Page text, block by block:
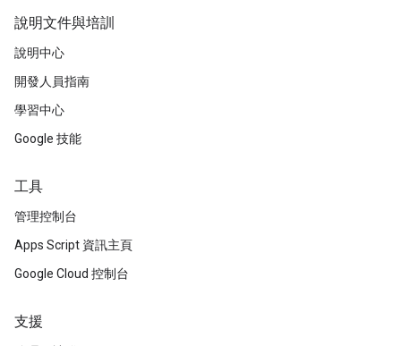
說明文件與培訓
說明中心
開發人員指南
學習中心
Google 技能
工具
管理控制台
Apps Script 資訊主頁
Google Cloud 控制台
支援